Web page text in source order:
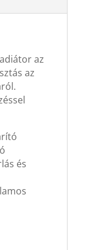
az
az
és